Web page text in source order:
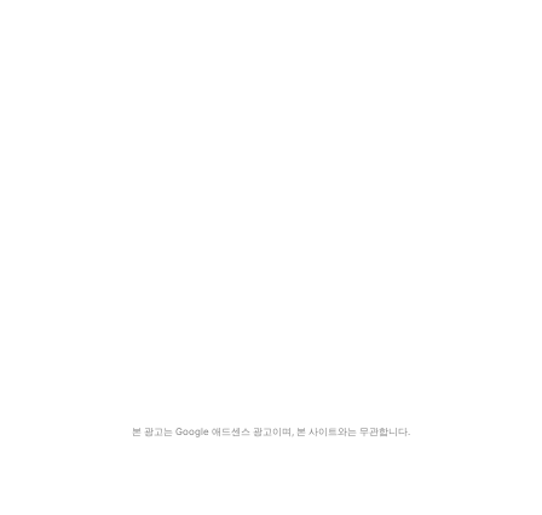
본 광고는 Google 애드센스 광고이며, 본 사이트와는 무관합니다.